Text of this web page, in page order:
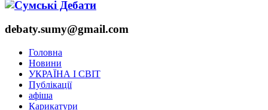
debaty.sumy@gmail.com
Головна
Новини
УКРАЇНА І СВІТ
Публікації
афіша
Карикатури